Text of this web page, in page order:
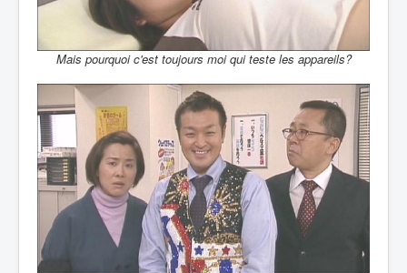
Mais pourquoi c'est toujours moi qui teste les appareils?